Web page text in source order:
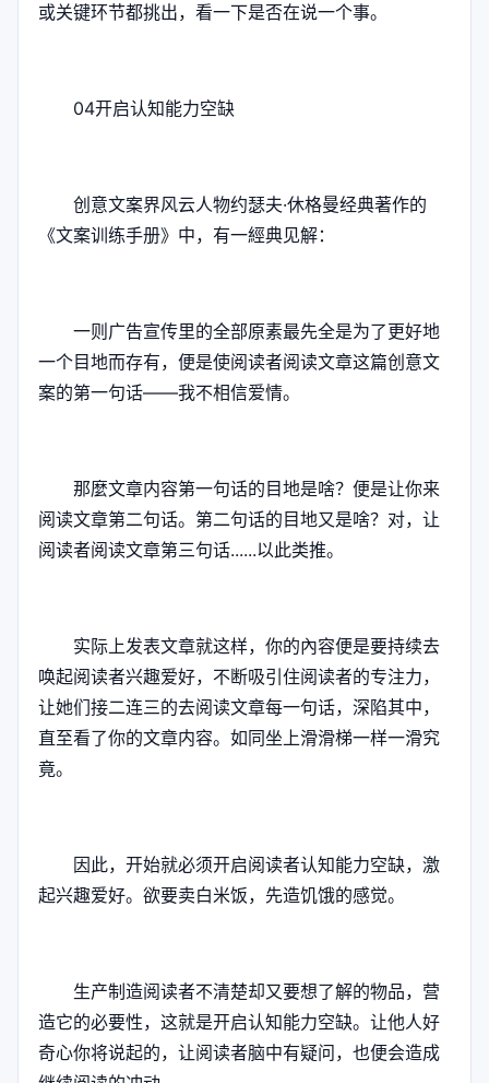
或关键环节都挑出，看一下是否在说一个事。
04开启认知能力空缺
创意文案界风云人物约瑟夫·休格曼经典著作的
《文案训练手册》中，有一經典见解：
一则广告宣传里的全部原素最先全是为了更好地
一个目地而存有，便是使阅读者阅读文章这篇创意文
案的第一句话——我不相信爱情。
那麼文章内容第一句话的目地是啥？便是让你来
阅读文章第二句话。第二句话的目地又是啥？对，让
阅读者阅读文章第三句话......以此类推。
实际上发表文章就这样，你的內容便是要持续去
唤起阅读者兴趣爱好，不断吸引住阅读者的专注力，
让她们接二连三的去阅读文章每一句话，深陷其中，
直至看了你的文章内容。如同坐上滑滑梯一样一滑究
竟。
因此，开始就必须开启阅读者认知能力空缺，激
起兴趣爱好。欲要卖白米饭，先造饥饿的感觉。
生产制造阅读者不清楚却又要想了解的物品，营
造它的必要性，这就是开启认知能力空缺。让他人好
奇心你将说起的，让阅读者脑中有疑问，也便会造成